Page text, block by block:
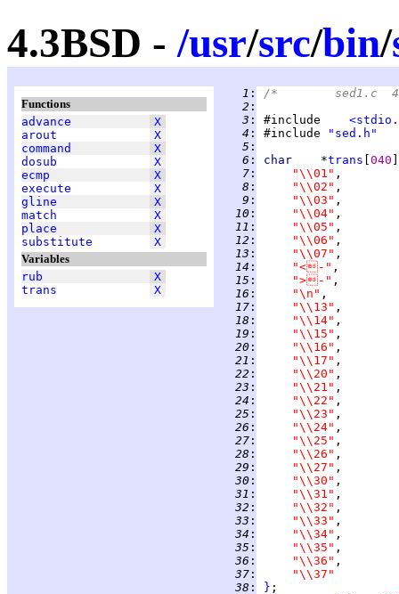
4.3BSD -/usr/src/bin/
Functions
advance
X
arout
X
command
X
dosub
X
ecmp
X
execute
X
gline
X
match
X
place
X
substitute
X
Variables
rub
X
trans
X
   1
:
   2
:
   3
: #include
   4
: #include
"sed.h"
   5
:
   6
: char *trans 040
   7
: "\\01"
   8
: "\\02"
   9
: "\\03"
  10
: "\\04"
  11
: "\\05"
  12
: "\\06"
  13
: "\\07"
  14
: "<-"
  15
: ">-"
  16
: "\n"
  17
: "\\13"
  18
: "\\14"
  19
: "\\15"
  20
: "\\16"
  21
: "\\17"
  22
: "\\20"
  23
: "\\21"
  24
: "\\22"
  25
: "\\23"
  26
: "\\24"
  27
: "\\25"
  28
: "\\26"
  29
: "\\27"
  30
: "\\30"
  31
: "\\31"
  32
: "\\32"
  33
: "\\33"
  34
: "\\34"
  35
: "\\35"
  36
: "\\36"
  37
:
"\\37"
  38
: }